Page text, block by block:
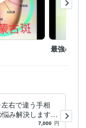
験年数 : 26年
6年
れ蒙古斑
1990年3月
最強の手相1
右で違う手相
み解決します
両手手のひらに
7,000 円